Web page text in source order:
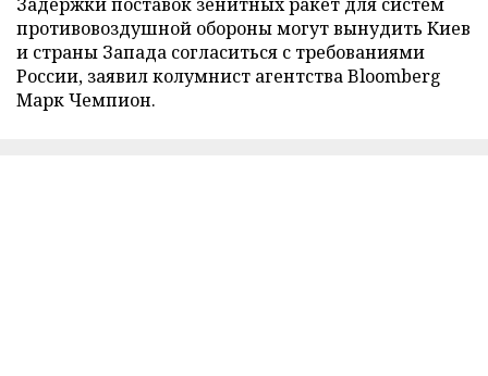
противовоздушной обороны могут вынудить Киев
и страны Запада согласиться с требованиями
России, заявил колумнист агентства Bloomberg
Марк Чемпион.